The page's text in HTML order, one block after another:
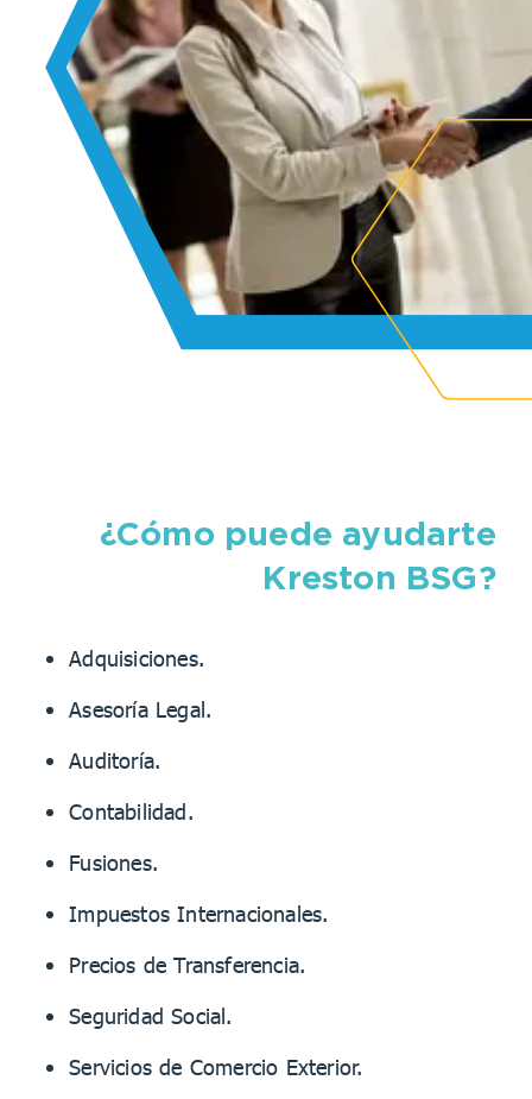
¿Cómo puede ayudarte
Kreston BSG?
Adquisiciones.
Asesoría Legal.
Auditoría.
Contabilidad.
Fusiones.
Impuestos Internacionales.
Precios de Transferencia.
Seguridad Social.
Servicios de Comercio Exterior.